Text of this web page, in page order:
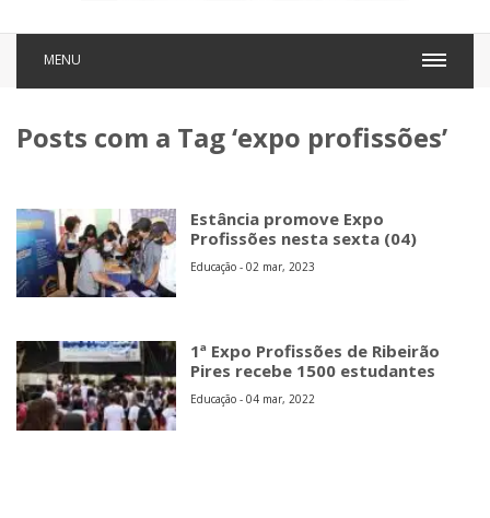
MENU
Posts com a Tag ‘expo profissões’
Estância promove Expo
Profissões nesta sexta (04)
Educação - 02 mar, 2023
1ª Expo Profissões de Ribeirão
Pires recebe 1500 estudantes
Educação - 04 mar, 2022